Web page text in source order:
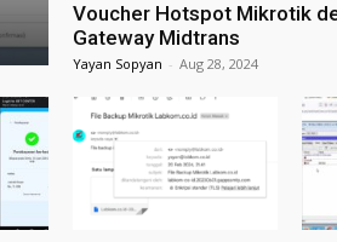
Voucher Hotspot Mikrotik
Gateway Midtrans
Yayan Sopyan - Aug 28, 2024